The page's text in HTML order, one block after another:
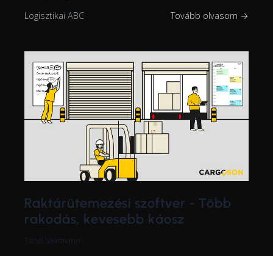
Logisztikai ABC Tovább olvasom →
Raktárütemezési szoftver - Több
rakodás, kevesebb káosz
Tanel Vaarmann